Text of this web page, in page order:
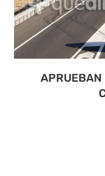
APRUEBAN